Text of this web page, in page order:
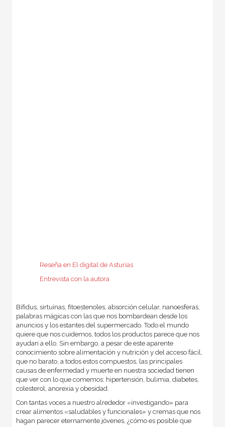
Reseña en El digital de Asturias
Entrevista con la autora
Bífidus, sirtuínas, fitoestenoles, absorción celular, nanoesferas,
palabras mágicas con las que nos bombardean desde los
anuncios y los estantes del supermercado. Todo el mundo
quiere que nos cuidemos, todos los productos parece que nos
ayudan a ello. Sin embargo, a pesar de este aparente
conocimiento sobre alimentación y nutrición y del acceso fácil,
que no barato, a todos estos compuestos, las principales
causas de enfermedad y muerte en nuestra sociedad tienen
que ver con lo que comemos: hipertensión, bulimia, diabetes,
colesterol, anorexia y obesidad.
Con tantas voces a nuestro alrededor «investigando» para
crear alimentos «saludables y funcionales» y cremas que nos
hagan parecer eternamente jóvenes, ¿cómo es posible que